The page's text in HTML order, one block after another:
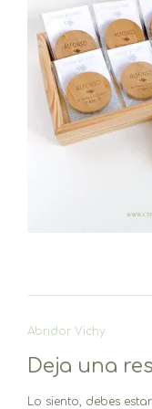
Navegación
entradas
Abridor Vichy
Deja una
Lo siento, debes estar